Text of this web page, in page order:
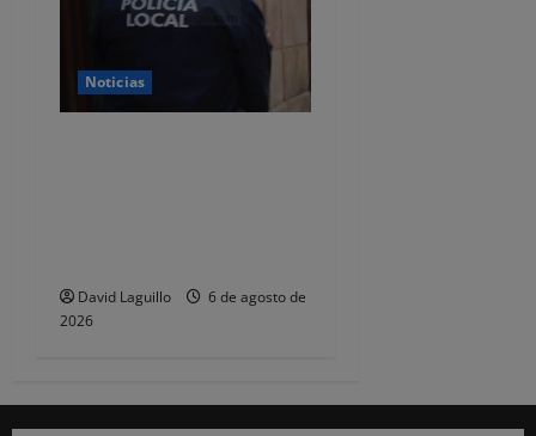
Noticias
David Laguillo
6 de agosto de
2026